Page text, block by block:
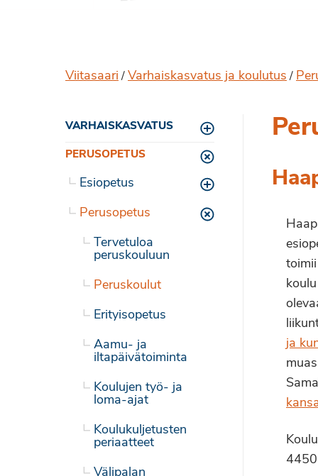
Viitasaari / Varhaiskasvatus ja koulutus /
VARHAISKASVATUS
Toggle menu
PERUSOPETUS
Toggle menu
Esiopetus Toggle menu
Perusopetus Toggle menu
Tervetuloa
peruskouluun
Peruskoulut
Erityisopetus
Aamu- ja
iltapäivätoiminta
Koulujen työ- ja
loma-ajat
Koulukuljetusten
periaatteet
Välipalan
ja